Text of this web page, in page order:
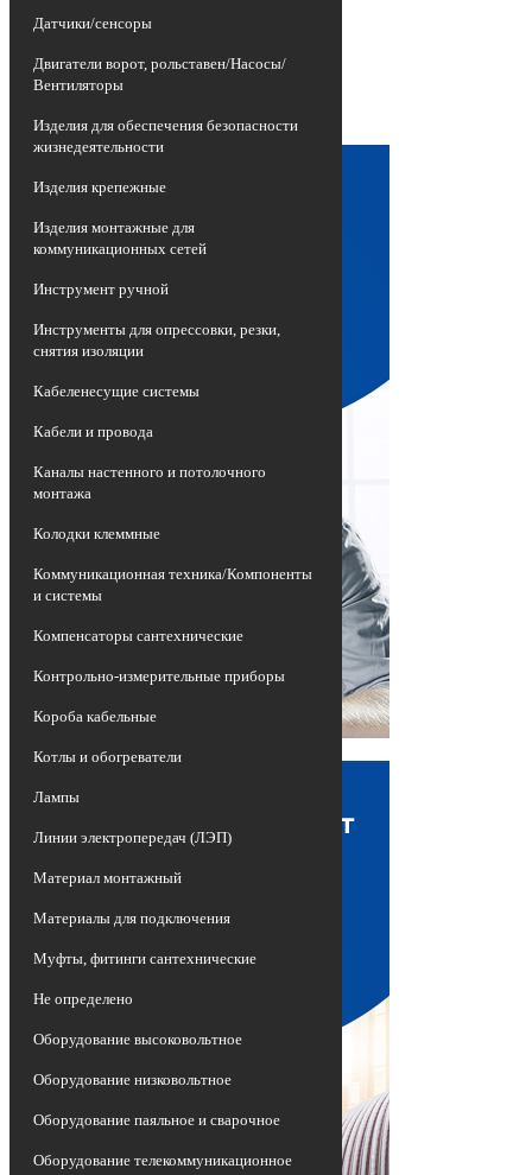
Датчики/сенсоры
Двигатели ворот, рольставен/Насосы/
Вентиляторы
Изделия для обеспечения безопасности
жизнедеятельности
Изделия крепежные
Изделия монтажные для
коммуникационных сетей
Инструмент ручной
Инструменты для опрессовки, резки,
снятия изоляции
Кабеленесущие системы
Кабели и провода
Каналы настенного и потолочного
монтажа
Колодки клеммные
Коммуникационная техника/Компоненты
и системы
Компенсаторы сантехнические
Контрольно-измерительные приборы
Короба кабельные
Котлы и обогреватели
Лампы
Линии электропередач (ЛЭП)
Материал монтажный
Материалы для подключения
Муфты, фитинги сантехнические
Не определено
Оборудование высоковольтное
Оборудование низковольтное
Оборудование паяльное и сварочное
Оборудование телекоммуникационное
электропередач, представляющих собой
опасности, на более эффективные и
долговечные приспособления -
СИП.